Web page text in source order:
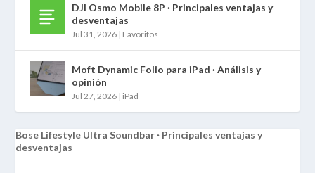
DJI Osmo Mobile 8P · Principales ventajas y
desventajas
Jul 31, 2026 | Favoritos
Moft Dynamic Folio para iPad · Análisis y
opinión
Jul 27, 2026 | iPad
Bose Lifestyle Ultra Soundbar · Principales ventajas y
desventajas